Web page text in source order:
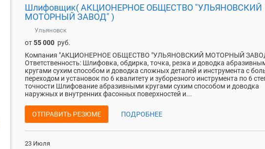
Шлифовщик( АКЦИОНЕРНОЕ ОБЩЕСТВО "УЛЬЯНОВСКИЙ
МОТОРНЫЙ ЗАВОД" )
Ульяновск
от55 000 руб.
Компания "АКЦИОНЕРНОЕ ОБЩЕСТВО "УЛЬЯНОВСКИЙ МОТОРНЫЙ
Ответственность: Шлифовка, обдирка, точка, резка и доводка
кругами сухим способом и доводка сложных деталей и инструмента с
переходом и установок по 6 квалитету и зуборезного инструмента по 6
точности Шлифование абразивными кругами сухим способом и доводка
наружных и внутренних фасонных поверхностей и...
ОТПРАВИТЬ РЕЗЮМЕ ПОДРОБНЕЕ
23 Июля